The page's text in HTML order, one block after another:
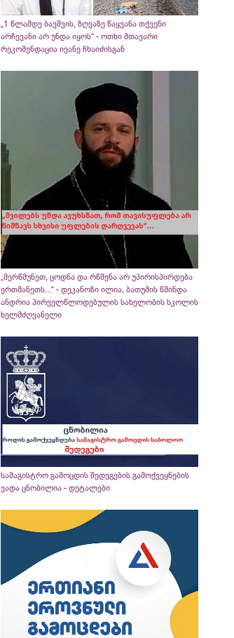
„1 წლამდე ბავშვის, ზღვაზე წაყვანა თქვენი
არჩევანი არ უნდა იყოს“ - ოთხი მთავარი
რეკომენდაცია ივანე ჩხაიძისგან
„მერწმუნეთ, ცოდნა და რწმენა არ უპირისპირდება
ერთმანეთს...“ - დეკანოზი ილია, ბათუმის წმინდა
ანდრია პირველწლოდებულის სახელობის სკოლის
ხელმძღვანელი
სამაგისტრო გამოცდის შედეგების გამოქვეყნების
ვადა ცნობილია - დეტალები